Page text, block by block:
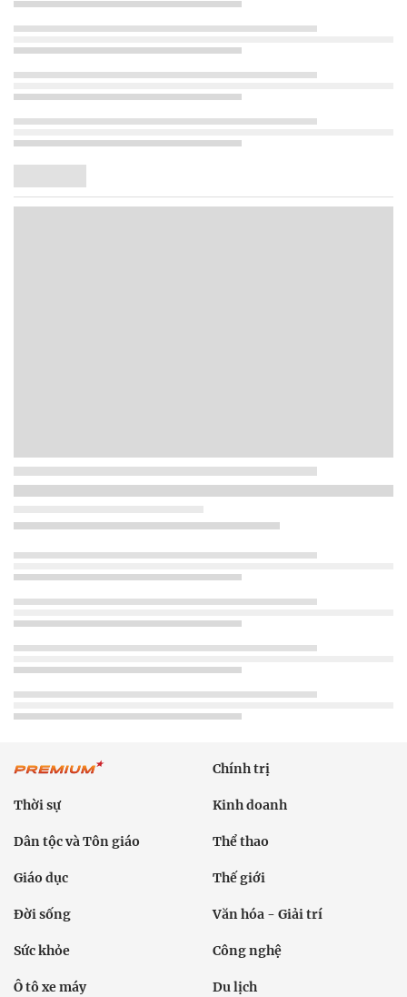
Chính trị
Thời sự Kinh doanh
Dân tộc và Tôn giáo Thể thao
Giáo dục Thế giới
Đời sống Văn hóa - Giải trí
Sức khỏe Công nghệ
Ô tô xe máy Du lịch